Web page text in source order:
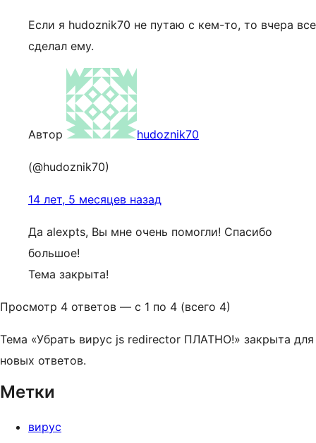
Если я hudoznik70 не путаю с кем-то, то вчера все
сделал ему.
Автор hudoznik70
(@hudoznik70)
14 лет, 5 месяцев назад
Да alexpts, Вы мне очень помогли! Спасибо
большое!
Тема закрыта!
Просмотр 4 ответов — с 1 по 4 (всего 4)
Тема «Убрать вирус js redirector ПЛАТНО!» закрыта для
новых ответов.
Метки
вирус